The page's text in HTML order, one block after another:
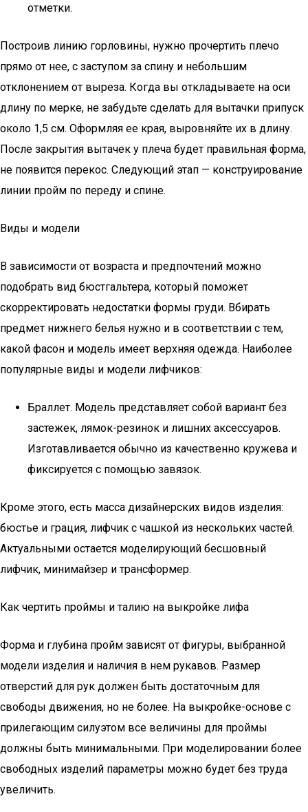
отметки.
Построив линию горловины, нужно прочертить плечо
прямо от нее, с заступом за спину и небольшим
отклонением от выреза. Когда вы откладываете на оси
длину по мерке, не забудьте сделать для вытачки припуск
около 1,5 см. Оформляя ее края, выровняйте их в длину.
После закрытия вытачек у плеча будет правильная форма,
не появится перекос. Следующий этап — конструирование
линии пройм по переду и спине.
Виды и модели
В зависимости от возраста и предпочтений можно
подобрать вид бюстгальтера, который поможет
скорректировать недостатки формы груди. Вбирать
предмет нижнего белья нужно и в соответствии с тем,
какой фасон и модель имеет верхняя одежда. Наиболее
популярные виды и модели лифчиков:
Браллет. Модель представляет собой вариант без
застежек, лямок-резинок и лишних аксессуаров.
Изготавливается обычно из качественно кружева и
фиксируется с помощью завязок.
Кроме этого, есть масса дизайнерских видов изделия:
бюстье и грация, лифчик с чашкой из нескольких частей.
Актуальными остается моделирующий бесшовный
лифчик, минимайзер и трансформер.
Как чертить проймы и талию на выкройке лифа
Форма и глубина пройм зависят от фигуры, выбранной
модели изделия и наличия в нем рукавов. Размер
отверстий для рук должен быть достаточным для
свободы движения, но не более. На выкройке-основе с
прилегающим силуэтом все величины для проймы
должны быть минимальными. При моделировании более
свободных изделий параметры можно будет без труда
увеличить.